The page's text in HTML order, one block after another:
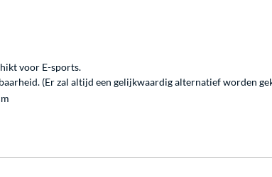
voor E-sports.
(Er zal altijd een gelijkwaardig alternatief worden